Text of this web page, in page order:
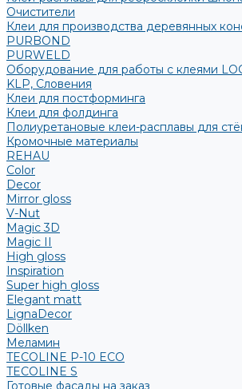
Очистители
Клеи для производства деревянных
PURBOND
PURWELD
Оборудование для работы с клеями
KLP, Словения
Клеи для постформинга
Клеи для фолдинга
Полиуретановые клеи-расплавы для
Кромочные материалы
REHAU
Color
Decor
Mirror gloss
V-Nut
Magic 3D
Magic II
High gloss
Inspiration
Super high gloss
Elegant matt
LignaDecor
Döllken
Меламин
TECOLINE P-10 ECO
TECOLINE S
Готовые фасады на заказ